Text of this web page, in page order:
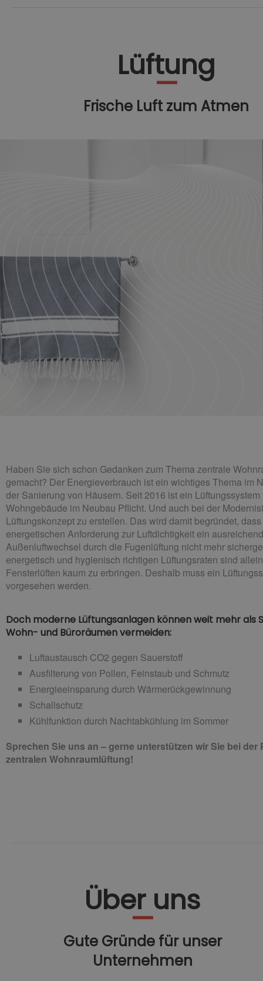
Lüftung
Frische Luft zum Atmen
Haben Sie sich schon Gedanken zum Thema zentrale
gemacht? Der Energieverbrauch ist ein wichtiges Thema im
der Sanierung von Häusern. Seit 2016 ist ein Lüftungssystem
Wohngebäude im Neubau Pflicht. Und auch bei der
Lüftungskonzept zu erstellen. Das wird damit begründet,
energetischen Anforderung zur Luftdichtigkeit ein
Außenluftwechsel durch die Fugenlüftung nicht mehr
energetisch und hygienisch richtigen Lüftungsraten sind
Fensterlüften kaum zu erbringen. Deshalb muss ein
vorgesehen werden.
Doch moderne Lüftungsanlagen können weit mehr als
Wohn- und Büroräumen vermeiden:
Luftaustausch CO2 gegen Sauerstoff
Ausfilterung von Pollen, Feinstaub und Schmutz
Energieeinsparung durch Wärmerückgewinnung
Schallschutz
Kühlfunktion durch Nachtabkühlung im Sommer
Sprechen Sie uns an – gerne unterstützen wir Sie bei der
zentralen Wohnraumlüftung!
Über uns
Gute Gründe für unser
Unternehmen